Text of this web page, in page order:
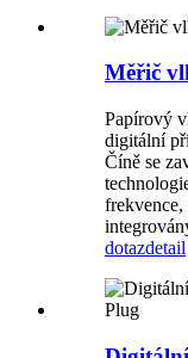
Měřič
Papírový
digitální
Číně se
frekvence,
dotazdetail